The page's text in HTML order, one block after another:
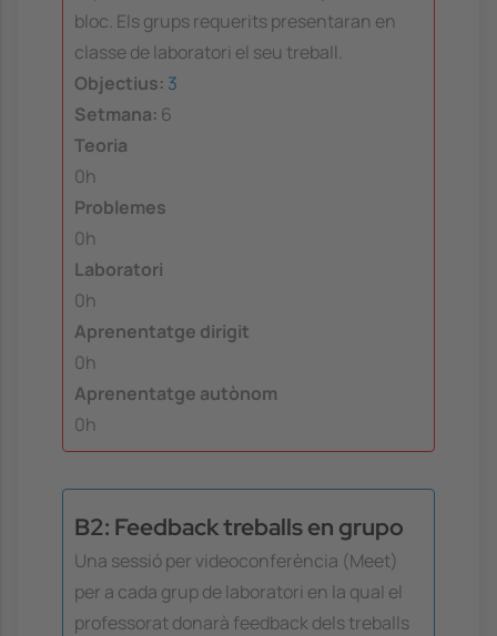
bloc. Els grups requerits presentaran en
classe de laboratori el seu treball.
Objectius: 3
Setmana: 6
Teoria
0h
Problemes
0h
Laboratori
0h
Aprenentatge dirigit
0h
Aprenentatge autònom
0h
B2: Feedback treballs en grupo
Una sessió per videoconferència (Meet)
per a cada grup de laboratori en la qual el
professorat donarà feedback dels treballs